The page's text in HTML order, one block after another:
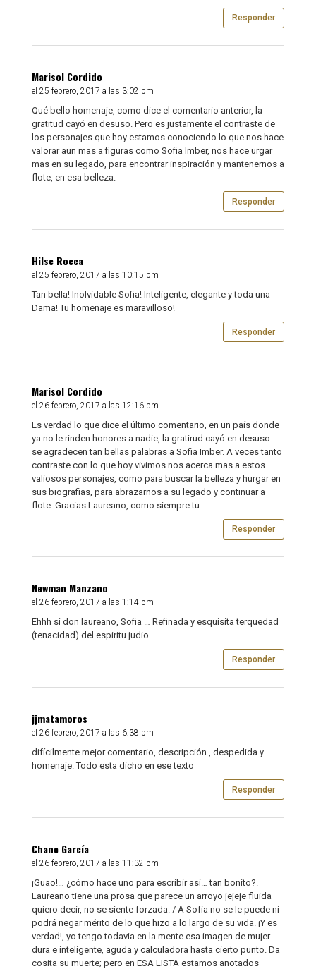
Responder
Marisol Cordido
el 25 febrero, 2017 a las 3:02 pm
Qué bello homenaje, como dice el comentario anterior, la
gratitud cayó en desuso. Pero es justamente el contraste de
los personajes que hoy estamos conociendo lo que nos hace
valorar aun mas a figuras como Sofia Imber, nos hace urgar
mas en su legado, para encontrar inspiración y mantenernos a
flote, en esa belleza.
Responder
Hilse Rocca
el 25 febrero, 2017 a las 10:15 pm
Tan bella! Inolvidable Sofia! Inteligente, elegante y toda una
Dama! Tu homenaje es maravilloso!
Responder
Marisol Cordido
el 26 febrero, 2017 a las 12:16 pm
Es verdad lo que dice el último comentario, en un país donde
ya no le rinden honores a nadie, la gratirud cayó en desuso…
se agradecen tan bellas palabras a Sofia Imber. A veces tanto
contraste con lo que hoy vivimos nos acerca mas a estos
valiosos personajes, como para buscar la belleza y hurgar en
sus biografias, para abrazarnos a su legado y continuar a
flote. Gracias Laureano, como siempre tu
Responder
Newman Manzano
el 26 febrero, 2017 a las 1:14 pm
Ehhh si don laureano, Sofia … Refinada y esquisita terquedad
(tenacidad) del espiritu judio.
Responder
jjmatamoros
el 26 febrero, 2017 a las 6:38 pm
difícilmente mejor comentario, descripción , despedida y
homenaje. Todo esta dicho en ese texto
Responder
Chane García
el 26 febrero, 2017 a las 11:32 pm
¡Guao!… ¿cómo hace uno para escribir así… tan bonito?.
Laureano tiene una prosa que parece un arroyo jejeje fluida
quiero decir, no se siente forzada. / A Sofía no se le puede ni
podrá negar mérito de lo que hizo a lo largo de su vida. ¡Y es
verdad!, yo tengo todavia en la mente esa imagen de mujer
dura e inteligente, aguda y calculadora hasta cierto punto. Da
cosita su muerte; pero en ESA LISTA estamos anotados